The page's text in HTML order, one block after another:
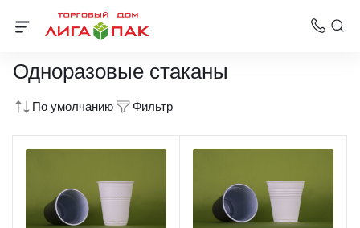
Одноразовая посуда
Одноразовые стаканы
По умолчанию Фильтр